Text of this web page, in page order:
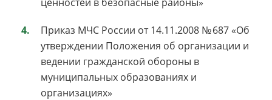
Приказ МЧС России от 14.11.2008 № 687 «Об
утверждении Положения об организации и
ведении гражданской обороны в
муниципальных образованиях и
организациях»